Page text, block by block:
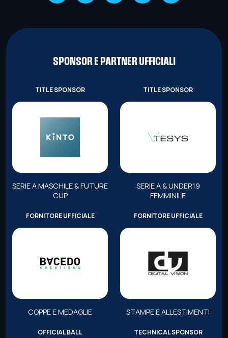
SPONSOR E PARTNER UFFICIALI
TITLE SPONSOR
SERIE A MASCHILE & FUTURE
CUP
TITLE SPONSOR
SERIE A & UNDER19
FEMMINILE
FORNITORE UFFICIALE
COPPE E MEDAGLIE
FORNITORE UFFICIALE
STAMPE E ALLESTIMENTI
OFFICIAL BALL TECHNICAL SPONSOR